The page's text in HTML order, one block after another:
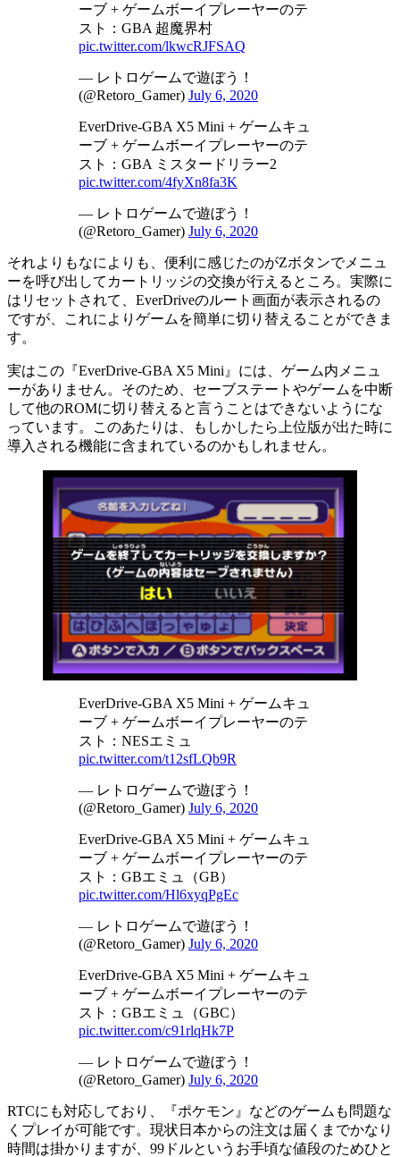
ーブ + ゲームボーイプレーヤーのテ
スト：GBA 超魔界村
pic.twitter.com/lkwcRJFSAQ
— レトロゲームで遊ぼう！
(@Retoro_Gamer) July 6, 2020
EverDrive-GBA X5 Mini + ゲームキュ
ーブ + ゲームボーイプレーヤーのテ
スト：GBA ミスタードリラー2
pic.twitter.com/4fyXn8fa3K
— レトロゲームで遊ぼう！
(@Retoro_Gamer) July 6, 2020
それよりもなによりも、便利に感じたのがZボタンでメニュ
ーを呼び出してカートリッジの交換が行えるところ。実際に
はリセットされて、EverDriveのルート画面が表示されるの
ですが、これによりゲームを簡単に切り替えることができま
す。
実はこの『EverDrive-GBA X5 Mini』には、ゲーム内メニュ
ーがありません。そのため、セーブステートやゲームを中断
して他のROMに切り替えると言うことはできないようにな
っています。このあたりは、もしかしたら上位版が出た時に
導入される機能に含まれているのかもしれません。
EverDrive-GBA X5 Mini + ゲームキュ
ーブ + ゲームボーイプレーヤーのテ
スト：NESエミュ
pic.twitter.com/t12sfLQb9R
— レトロゲームで遊ぼう！
(@Retoro_Gamer) July 6, 2020
EverDrive-GBA X5 Mini + ゲームキュ
ーブ + ゲームボーイプレーヤーのテ
スト：GBエミュ（GB）
pic.twitter.com/Hl6xyqPgEc
— レトロゲームで遊ぼう！
(@Retoro_Gamer) July 6, 2020
EverDrive-GBA X5 Mini + ゲームキュ
ーブ + ゲームボーイプレーヤーのテ
スト：GBエミュ（GBC）
pic.twitter.com/c91rlqHk7P
— レトロゲームで遊ぼう！
(@Retoro_Gamer) July 6, 2020
RTCにも対応しており、『ポケモン』などのゲームも問題な
くプレイが可能です。現状日本からの注文は届くまでかなり
時間は掛かりますが、99ドルというお手頃な値段のためひと